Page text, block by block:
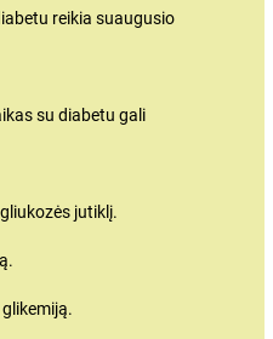
reikia suaugusio
su diabetu gali
jutiklį.